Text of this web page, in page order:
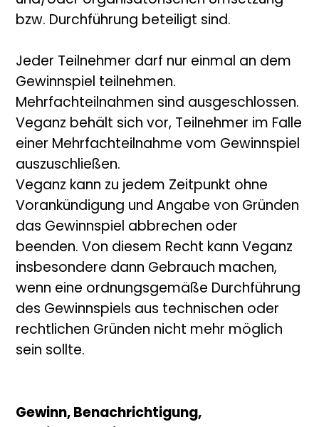
bzw. Durchführung beteiligt sind.
Jeder Teilnehmer darf nur einmal an dem
Gewinnspiel teilnehmen.
Mehrfachteilnahmen sind ausgeschlossen.
Veganz behält sich vor, Teilnehmer im Falle
einer Mehrfachteilnahme vom Gewinnspiel
auszuschließen.
Veganz kann zu jedem Zeitpunkt ohne
Vorankündigung und Angabe von Gründen
das Gewinnspiel abbrechen oder
beenden. Von diesem Recht kann Veganz
insbesondere dann Gebrauch machen,
wenn eine ordnungsgemäße Durchführung
des Gewinnspiels aus technischen oder
rechtlichen Gründen nicht mehr möglich
sein sollte.
Gewinn, Benachrichtigung,